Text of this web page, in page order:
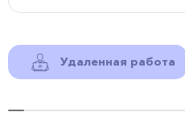
Удаленная работа